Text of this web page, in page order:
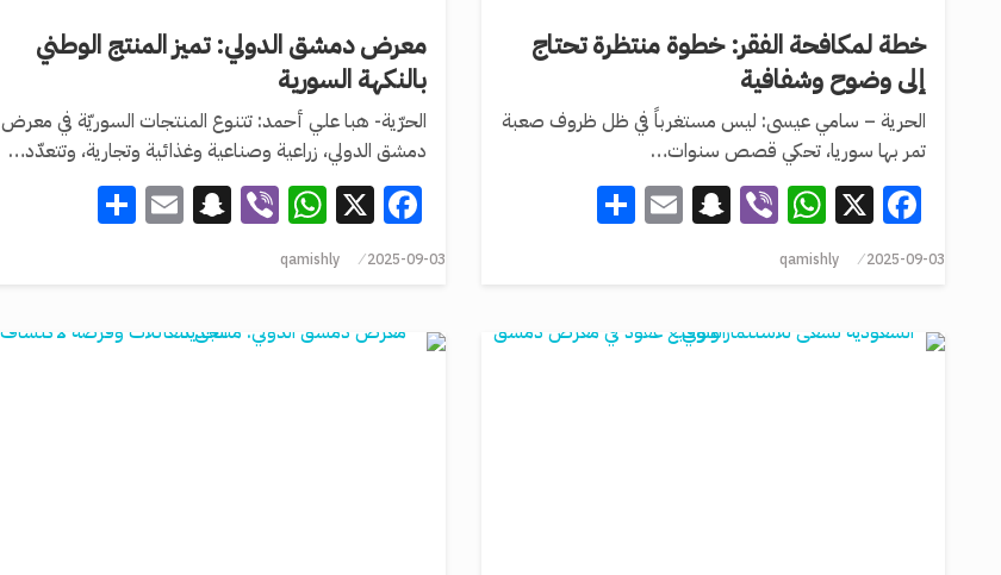
خطة لمكافحة الفقر: خطوة منتظرة تحتاج
إلى وضوح وشفافية
الحرية – سامي عيسى: ليس مستغرباً في ظل ظروف صعبة
تمر بها سوريا، تحكي قصص سنوات…
Facebook
X
WhatsApp
Viber
Snapchat
Email
2025-09-03
qamishly
معرض دمشق الدولي: تميز المنتج الوطني
بالنكهة السورية
الحرّية- هبا علي أحمد: تتنوع المنتجات السوريّة في معرض
دمشق الدولي، زراعية وصناعية وغذائية وتجارية، وتتعدّد…
Facebook
X
WhatsApp
Viber
Snapchat
Email
2025-09-03
qamishly